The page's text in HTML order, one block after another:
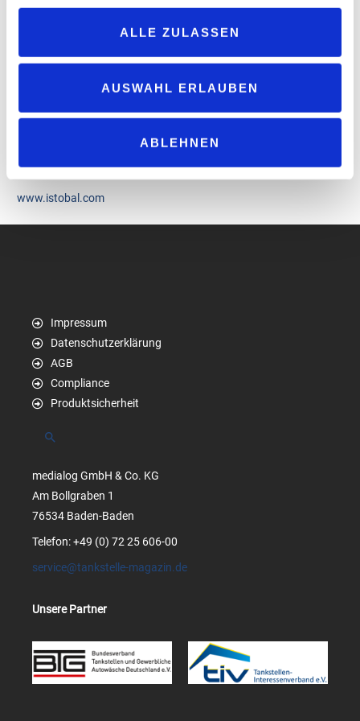
ALLE ZULASSEN
AUSWAHL ERLAUBEN
ABLEHNEN
verdoppeln, die Fertigungslinien erweitern und die Prozesse
automatisieren. Das Unternehmen, das nach eigenen Angaben
Produktformulierung bis zum Vertrieb – kontrolliert, beschäftigt
mehr als 1.200 Mitarbeitende.
Das Jahr 2025 fiel für „Istobal“ zudem mit dem 75-jährigen
www.istobal.com
Impressum
Datenschutzerklärung
AGB
Compliance
Produktsicherheit
Suchen
medialog GmbH & Co. KG
Am Bollgraben 1
76534 Baden-Baden
Telefon: +49 (0) 72 25 606-00
service@tankstelle-magazin.de
Unsere Partner